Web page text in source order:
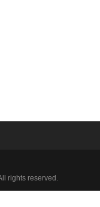
rights reserved.